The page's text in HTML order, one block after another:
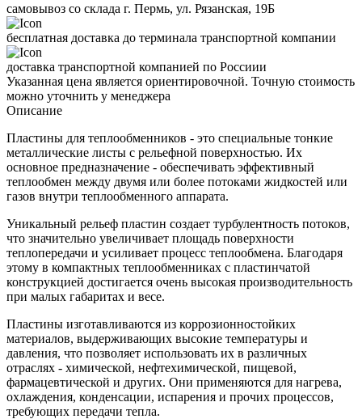
самовывоз со склада г. Пермь, ул. Рязанская, 19Б
бесплатная доставка до терминала транспортной компании
доставка транспортной компанией по Россиии
Указанная цена является ориентировочной. Точную стоимость
можно уточнить у менеджера
Описание
Пластины для теплообменников - это специальные тонкие
металлические листы с рельефной поверхностью. Их
основное предназначение - обеспечивать эффективный
теплообмен между двумя или более потоками жидкостей или
газов внутри теплообменного аппарата.
Уникальный рельеф пластин создает турбулентность потоков,
что значительно увеличивает площадь поверхности
теплопередачи и усиливает процесс теплообмена. Благодаря
этому в компактных теплообменниках с пластинчатой
конструкцией достигается очень высокая производительность
при малых габаритах и весе.
Пластины изготавливаются из коррозионностойких
материалов, выдерживающих высокие температуры и
давления, что позволяет использовать их в различных
отраслях - химической, нефтехимической, пищевой,
фармацевтической и других. Они применяются для нагрева,
охлаждения, конденсации, испарения и прочих процессов,
требующих передачи тепла.